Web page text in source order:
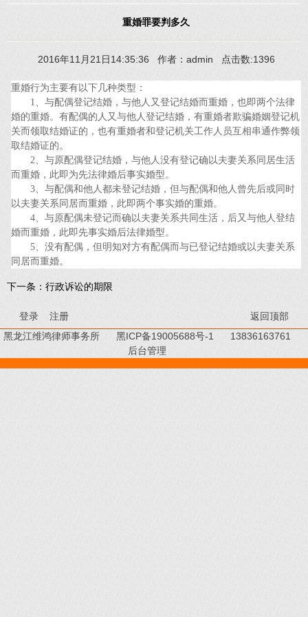
重婚罪要判多久
2016年11月21日14:35:36 作者：admin 点击数:1396
重婚行为主要有以下几种类型：
1、与配偶登记结婚，与他人又登记结婚而重婚，也即两个法律
婚的重婚。有配偶的人又与他人登记结婚，有重婚者欺骗婚姻登记机
关而领取结婚证的，也有重婚者和登记机关工作人员互相串通作弊领
取结婚证的。
2、与原配偶登记结婚，与他人没有登记确以夫妻关系同居生活
而重婚，此即为先法律婚后事实婚型。
3、与配偶和他人都未登记结婚，但与配偶和他人曾先后或同时
以夫妻关系同居而重婚，此即两个事实婚的重婚。
4、与原配偶未登记而确以夫妻关系共同生活，后又与他人登结
婚而重婚，此即先事实婚后法律婚型。
5、没有配偶，但明知对方有配偶而与已登记结婚或以夫妻关系
同居而重婚。
下一条： 行政诉讼的期限
登录 注册
返回顶部
黑龙江维鸿律师事务所
黑ICP备19005688号-1
13836163761
后台管理